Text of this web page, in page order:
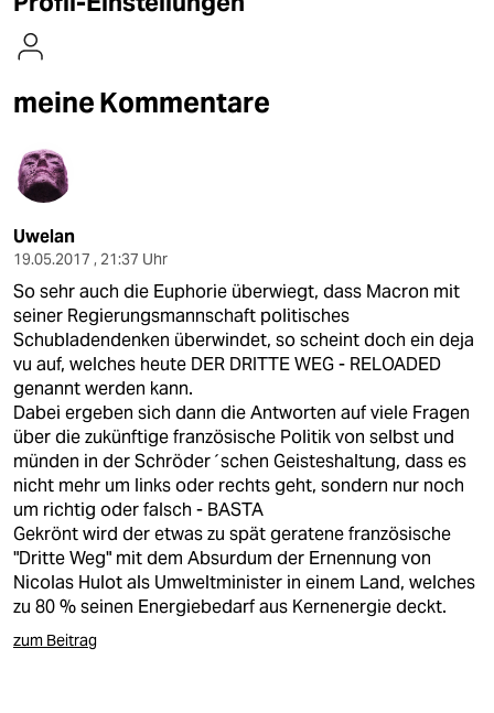
nord
wahrheit
verlag
verlag
veranstaltungen
shop
fragen & hilfe
unterstützen
abo
genossenschaft
epaper login
meine Kommentare
Uwelan
19.05.2017 , 21:37 Uhr
So sehr auch die Euphorie überwiegt, dass Macron mit
seiner Regierungsmannschaft politisches
Schubladendenken überwindet, so scheint doch ein deja
vu auf, welches heute DER DRITTE WEG - RELOADED
genannt werden kann.
Dabei ergeben sich dann die Antworten auf viele Fragen
über die zukünftige französische Politik von selbst und
münden in der Schröder´schen Geisteshaltung, dass es
nicht mehr um links oder rechts geht, sondern nur noch
um richtig oder falsch - BASTA
Gekrönt wird der etwas zu spät geratene französische
"Dritte Weg" mit dem Absurdum der Ernennung von
Nicolas Hulot als Umweltminister in einem Land, welches
zu 80 % seinen Energiebedarf aus Kernenergie deckt.
zum Beitrag